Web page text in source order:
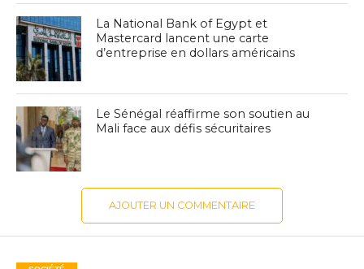
La National Bank of Egypt et
Mastercard lancent une carte
d’entreprise en dollars américains
Le Sénégal réaffirme son soutien au
Mali face aux défis sécuritaires
AJOUTER UN COMMENTAIRE